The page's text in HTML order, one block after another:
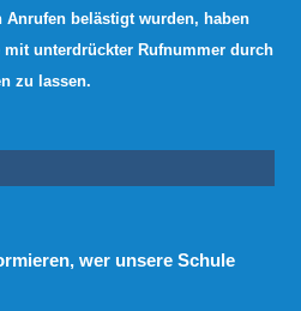
Anrufen belästigt wurden, haben
unterdrückter Rufnummer durch
zu lassen.
wer unsere Schule